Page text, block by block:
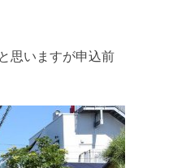
思いますが申込前